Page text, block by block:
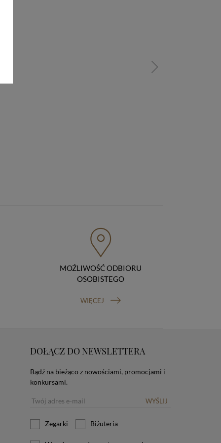
MOŹLIWOŚĆ ODBIORU
OSOBISTEGO
WIĘCEJ
DOŁĄCZ DO NEWSLETTERA
Bądź na bieżąco z nowościami, promocjami i
konkursami.
WYŚLIJ
Zegarki Biżuteria